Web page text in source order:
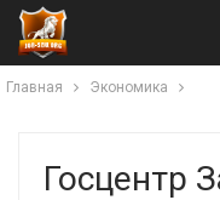
Главная Экономика
Госцентр